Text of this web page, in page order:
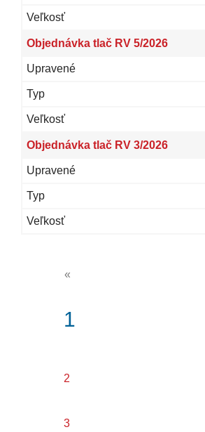
Objednávka tlač RV 5/2026
Objednávka tlač RV 3/2026
«
1
2
3